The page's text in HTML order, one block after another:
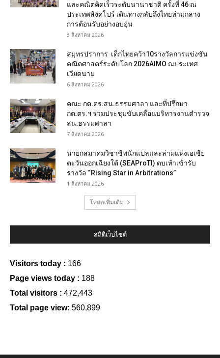
และคณิตคิดเร็วระดับนานาชาติ ครั้งที่ 46 ณ
ประเทศสิงคโปร์ เดินทางกลับถึงไทยท่ามกลาง
การต้อนรับอย่างอบอุ่น
3 สิงหาคม 2026
สมุทรปราการ เด็กไทยคว้า10รางวัลการแข่งขัน
คณิตศาสตร์ระดับโลก 2026AIMO ณประเทศ
เวียดนาม
6 สิงหาคม 2026
คณะ กต.ตร.สน.ธรรมศาลา และที่ปรึกษา
กต.ตร.ฯ ร่วมประชุมขับเคลื่อนบริหารงานตำรวจ
สน.ธรรมศาลา
7 สิงหาคม 2026
นายกสมาคมวิชาชีพนักแปลและล่ามแห่งเอเชีย
ตะวันออกเฉียงใต้ (SEAProTI) ตบเท้าเข้ารับ
รางวัล “Rising Star in Arbitrations”
1 สิงหาคม 2026
โหลดเพิ่มเติม
สถิติเว็บไซต์
Visitors today : 166
Page views today : 188
Total visitors : 472,443
Total page view: 560,899